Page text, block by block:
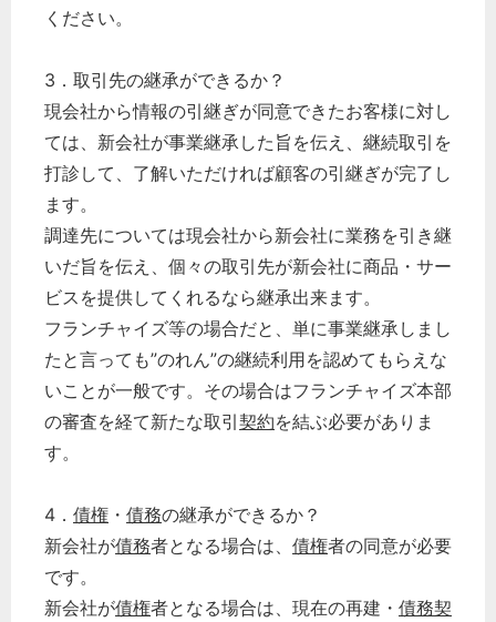
ください。
3．取引先の継承ができるか？
現会社から情報の引継ぎが同意できたお客様に対し
ては、新会社が事業継承した旨を伝え、継続取引を
打診して、了解いただければ顧客の引継ぎが完了し
ます。
調達先については現会社から新会社に業務を引き継
いだ旨を伝え、個々の取引先が新会社に商品・サー
ビスを提供してくれるなら継承出来ます。
フランチャイズ等の場合だと、単に事業継承しまし
たと言っても”のれん”の継続利用を認めてもらえな
いことが一般です。その場合はフランチャイズ本部
の審査を経て新たな取引契約を結ぶ必要がありま
す。
4． 債権 ・ 債務の継承ができるか？
新会社が債務者となる場合は、 債権者の同意が必要
です。
新会社が債権者となる場合は、現在の再建・ 債務契